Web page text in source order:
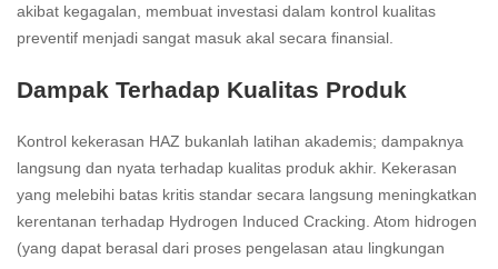
akibat kegagalan, membuat investasi dalam kontrol kualitas
preventif menjadi sangat masuk akal secara finansial.
Dampak Terhadap Kualitas Produk
Kontrol kekerasan HAZ bukanlah latihan akademis; dampaknya
langsung dan nyata terhadap kualitas produk akhir. Kekerasan
yang melebihi batas kritis standar secara langsung meningkatkan
kerentanan terhadap Hydrogen Induced Cracking. Atom hidrogen
(yang dapat berasal dari proses pengelasan atau lingkungan